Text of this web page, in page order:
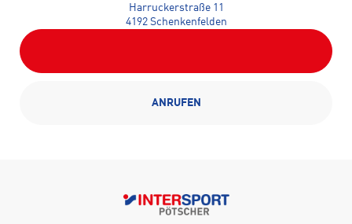
Harruckerstraße 11
4192 Schenkenfelden
ANRUFEN